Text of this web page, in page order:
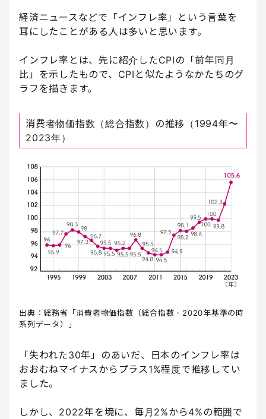
経済ニュースなどで「インフレ率」という言葉を
耳にしたことがある人は多いと思います。
インフレ率とは、先に紹介したCPIの「前年同月
比」を示したもので、CPIと似たようなかたちのグ
ラフを描きます。
消費者物価指数（総合指数）の推移（1994年〜
2023年）
出典：総務省「消費者物価指数（総合指数・2020年基準の時
系列データ）」
「失われた30年」のあいだ、日本のインフレ率は
おおむねマイナスからプラス1%程度で推移してい
ました。
しかし、2022年を境に、毎月2%から4%の範囲で